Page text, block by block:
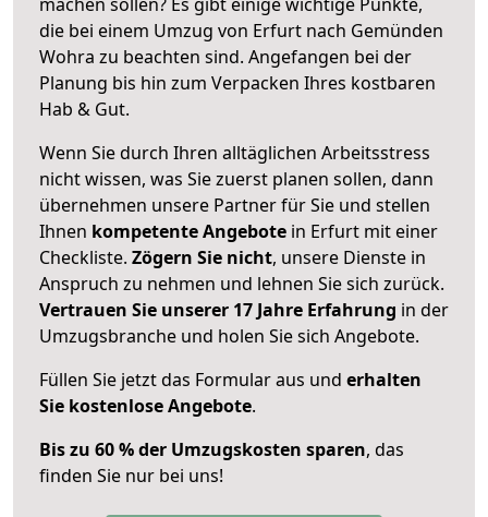
die bei einem Umzug von Erfurt nach Gemünden
Wohra zu beachten sind. Angefangen bei der
Planung bis hin zum Verpacken Ihres kostbaren
Hab & Gut.
Wenn Sie durch Ihren alltäglichen Arbeitsstress
nicht wissen, was Sie zuerst planen sollen, dann
übernehmen unsere Partner für Sie und stellen
Ihnen kompetente Angebote in Erfurt mit einer
Checkliste. Zögern Sie nicht, unsere Dienste in
Anspruch zu nehmen und lehnen Sie sich zurück.
Vertrauen Sie unserer 17 Jahre Erfahrung in der
Umzugsbranche und holen Sie sich Angebote.
Füllen Sie jetzt das Formular aus und erhalten
Sie kostenlose Angebote.
Bis zu 60 % der Umzugskosten sparen, das
finden Sie nur bei uns!